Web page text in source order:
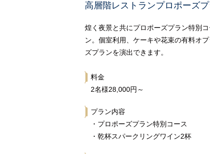
高層階レストランプロポーズ
煌く夜景と共にプロポーズプラン特別
ン。個室利用、ケーキや花束の有料オ
ズプランを演出できます。
料金
2名様28,000円～
プラン内容
・プロポーズプラン特別コース
・乾杯スパークリングワイン2杯